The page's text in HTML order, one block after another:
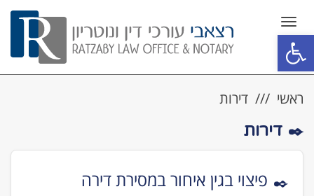
פתח סרגל נגישות
תפריט
ראשי דירות
דירות
פיצוי בגין איחור במסירת דירה